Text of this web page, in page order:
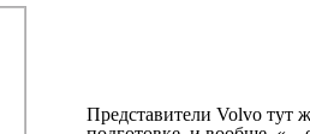
Представители Volvo тут